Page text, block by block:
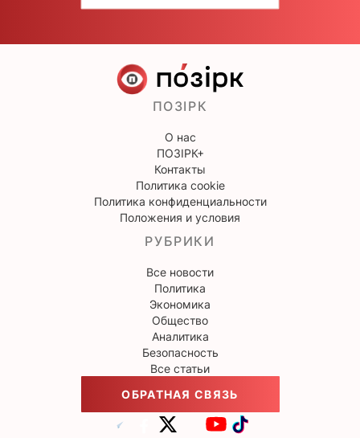
ПОЗІРК
О нас
ПОЗІРК+
Контакты
Политика cookie
Политика конфиденциальности
Положения и условия
РУБРИКИ
Все новости
Политика
Экономика
Общество
Аналитика
Безопасность
Все статьи
ОБРАТНАЯ СВЯЗЬ